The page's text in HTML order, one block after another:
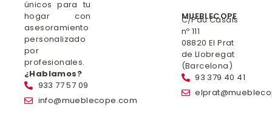
únicos para tu
hogar con
asesoramiento
personalizado
por
profesionales.
¿Hablamos?
933 77 57 09
info@mueblecope.com
MUEBLECOPE
C/Pau Casals
nº 111
08820 El Prat
de Llobregat
(Barcelona)
93 379 40 41